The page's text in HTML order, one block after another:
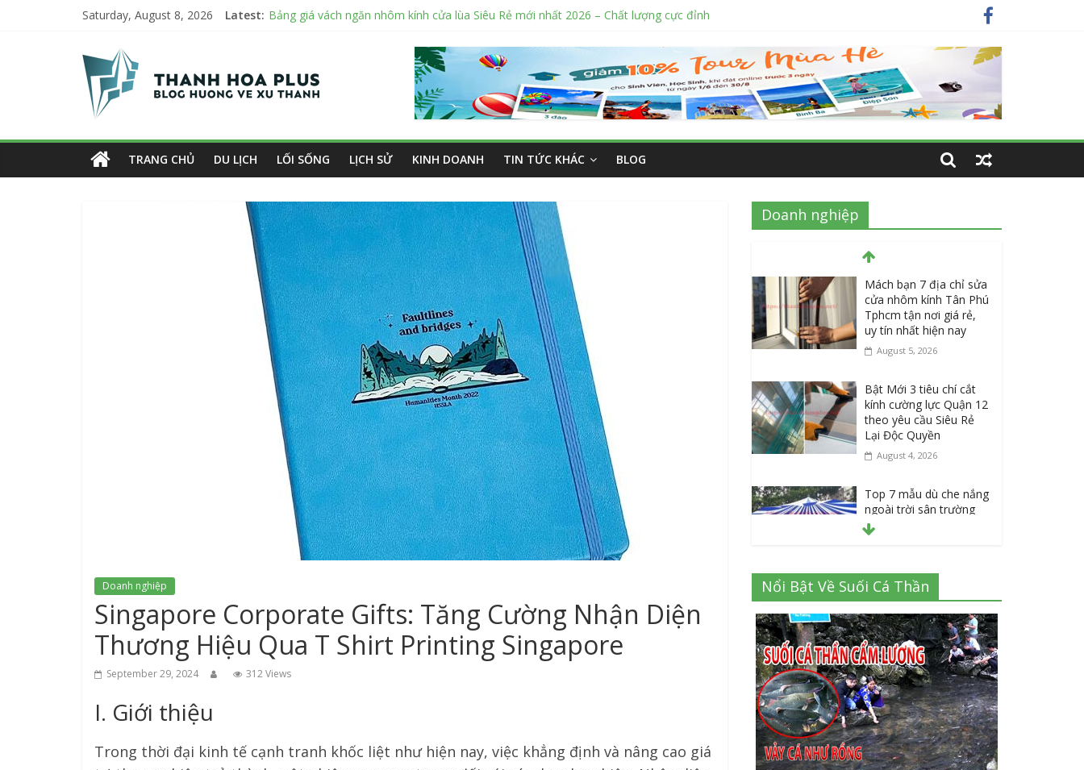
Saturday, August 8, 2026 Latest: Bảng giá vách ngăn nhôm kính cửa lùa Siêu Rẻ mới nhất 2026 – Chất lượng cực đỉnh
Mách bạn 7 địa chỉ sửa cửa nhôm kính Tân Phú Tphcm tận nơi giá rẻ, uy tín nhất hiện nay
Bật Mới 3 tiêu chí cắt kính cường lực Quận 12 theo yêu cầu Siêu Rẻ Lại Độc Quyền
Top 7 mẫu dù che nắng ngoài trời sân trường siêu bền được các trường sử dụng nhiều nhất
Danh sách 8 đại lý bán tập vở học sinh giá sỉ tại Tphcm uy tín được đánh giá High
Thanh
Hoa
PlusTRANG CHỦ DU LỊCH LỐI SỐNG LỊCH SỬ KINH DOANH TIN TỨC KHÁC BLOG
Doanh nghiệp
Singapore Corporate Gifts: Tăng Cường Nhận Diện
Thương Hiệu Qua T Shirt Printing Singapore
September 29, 2024 312 Views
I. Giới thiệu
Trong thời đại kinh tế cạnh tranh khốc liệt như hiện nay, việc khẳng định và nâng cao giá
Doanh nghiệp
Mách bạn 7 địa chỉ sửa
cửa nhôm kính Tân Phú
Tphcm tận nơi giá rẻ,
uy tín nhất hiện nay
August 5, 2026
Bật Mới 3 tiêu chí cắt
kính cường lực Quận 12
theo yêu cầu Siêu Rẻ
Lại Độc Quyền
August 4, 2026
Top 7 mẫu dù che nắng
ngoài trời sân trường
siêu bền được các
trường sử dụng nhiều
July 20, 2026
Danh sách 8 đại lý bán
tập vở học sinh giá sỉ
tại Tphcm uy tín được
đánh giá High
July 16, 2026
Cập nhật mới nhất: Vở
học sinh 96 trang giá
bao nhiêu tại 3 đại lý
lớn có tiếng ở Tphcm
Nổi Bật Về Suối Cá Thần